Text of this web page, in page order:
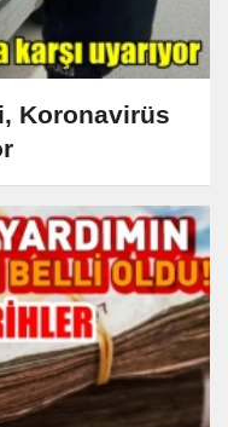
Koronavirüs